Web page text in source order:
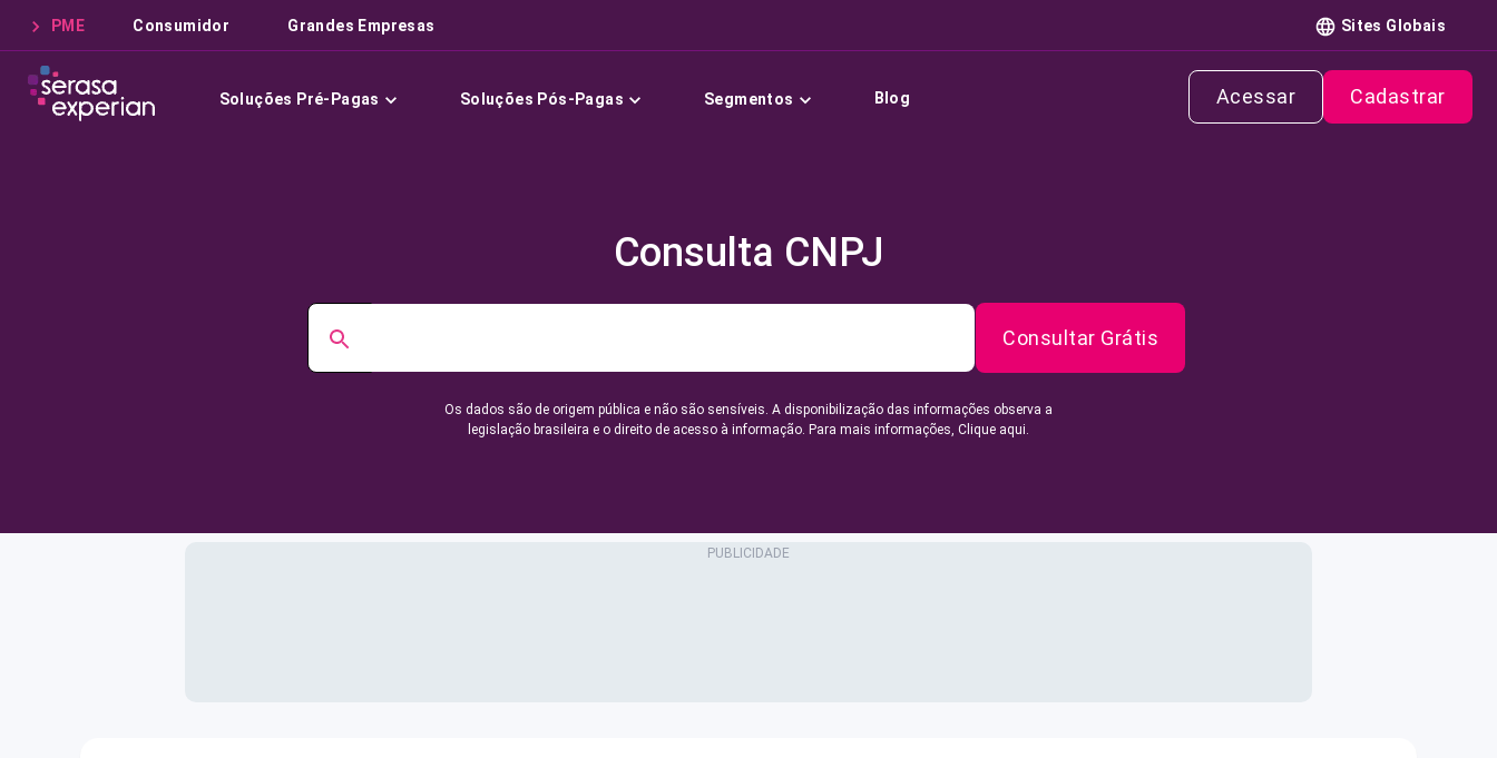
PME Consumidor Grandes Empresas Sites Globais
Soluções Pré-Pagas Soluções Pós-Pagas Segmentos Blog Acessar Cadastrar
Consulta CNPJ
Consultar Grátis
Os dados são de origem pública e não são sensíveis. A disponibilização das informações observa a
legislação brasileira e o direito de acesso à informação. Para mais informações, Clique aqui.